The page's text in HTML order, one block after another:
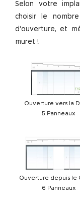
Selon votre
choisir le
d'ouverture, et
muret !
Ouverture vers la
5 Panneaux
Ouverture depuis le
6 Panneaux